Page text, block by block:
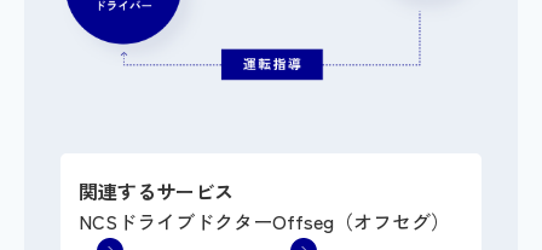
関連するサービス
NCSドライブドクターOffseg（オフセグ）